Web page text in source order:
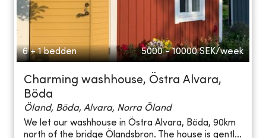
6 + 1 bedden 5000 - 10000 SEK/week
Charming washhouse, Östra Alvara,
Böda
Öland, Böda, Alvara, Norra Öland
We let our washhouse in Östra Alvara, Böda, 90km
north of the bridge Ölandsbron. The house is gentl...